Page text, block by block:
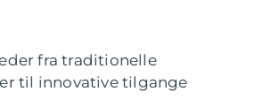
fra traditionelle
til innovative tilgange